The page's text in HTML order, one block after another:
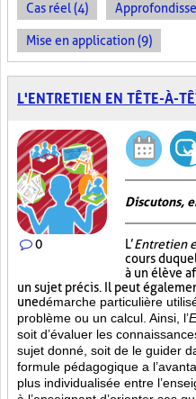
Cas réel (4)
Mise en application (9)
L'ENTRETIEN EN TÊTE-À-
0
Discutons,
L’Entretien
cours
à un élève
un sujet précis. Il peut
unedémarche particulière
problème ou un calcul. Ainsi, l’
soit d’évaluer les
sujet donné, soit de le guider
formule pédagogique a
plus individualisée entre